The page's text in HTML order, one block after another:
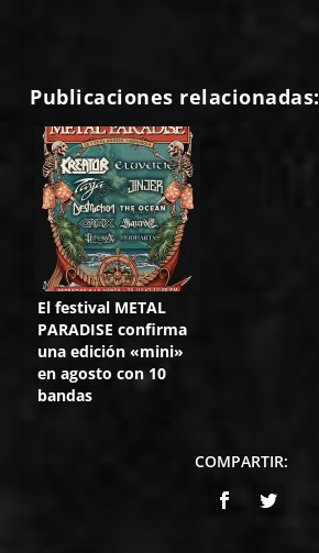
Publicaciones relacionadas:
El festival METAL
PARADISE confirma
una edición «mini»
en agosto con 10
bandas
COMPARTIR: